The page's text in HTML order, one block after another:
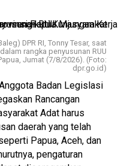
teman-teman
peran pengawas
terjaga,” ujar Kapolri.
jalur diplomasi dan
secara
apabila para
terhadap proses
yang dimiliki.
DPR RI, Tonny Tesar, saat
rangka penyusunan RUU
Jumat (7/8/2026). (Foto:
dpr.go.id)
Badan Legislasi
Rancangan
Adat harus
daerah yang telah
Papua, Aceh, dan
pengaturan